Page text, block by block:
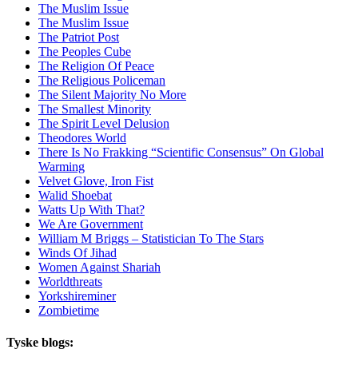
The Muslim Issue
The Muslim Issue
The Patriot Post
The Peoples Cube
The Religion Of Peace
The Religious Policeman
The Silent Majority No More
The Smallest Minority
The Spirit Level Delusion
Theodores World
There Is No Frakking “Scientific Consensus” On Global
Warming
Velvet Glove, Iron Fist
Walid Shoebat
Watts Up With That?
We Are Government
William M Briggs – Statistician To The Stars
Winds Of Jihad
Women Against Shariah
Worldthreats
Yorkshireminer
Zombietime
Tyske blogs: